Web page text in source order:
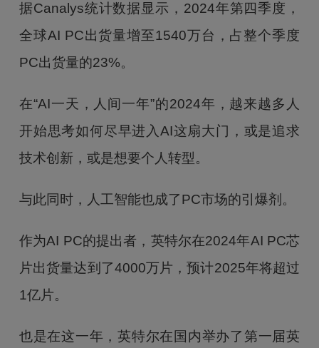
据Canalys统计数据显示，2024年第四季度，
全球AI PC出货量增至1540万台，占整个季度
PC出货量的23%。
在“AI一天，人间一年”的2024年，越来越多人
开始思考如何尽早进入AI这扇大门，或是追求
技术创新，或是想要个人转型。
与此同时，人工智能也成了PC市场的引爆剂。
作为AI PC的提出者，英特尔在2024年AI PC芯
片出货量达到了4000万片，预计2025年将超过
1亿片。
也是在这一年，英特尔在国内举办了第一届英